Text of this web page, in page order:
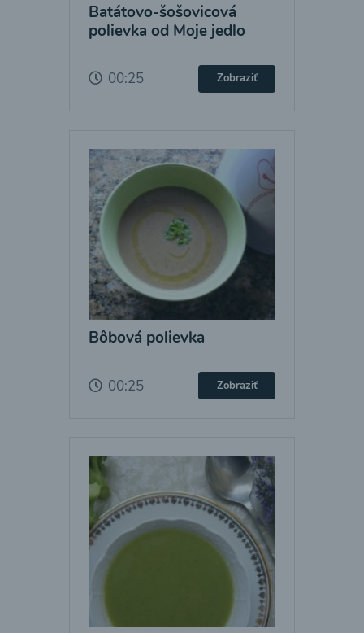
Batátovo-šošovicová
polievka od Moje jedlo
00:25 Zobraziť
Bôbová polievka
00:25 Zobraziť